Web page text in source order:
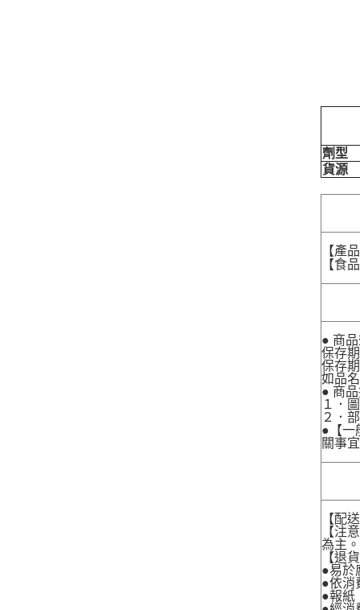
劑型
貨源
【產
【食
● 商
保存
保存
如品
● 商
１．
２．
●【一
關事
【配
【注
為主。
【退
●易於
●依消
●報紙